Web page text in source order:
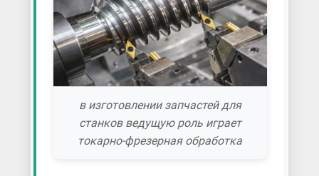
в изготовлении запчастей для
станков ведущую роль играет
токарно-фрезерная обработка